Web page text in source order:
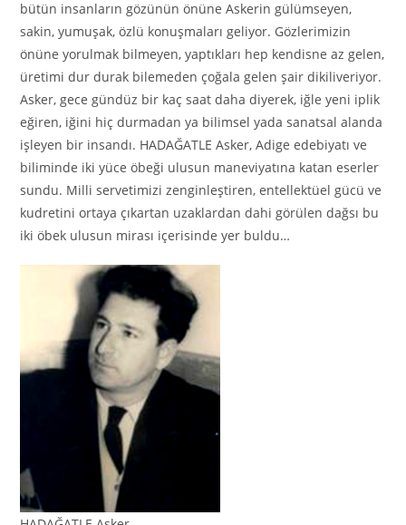
bütün insanların gözünün önüne Askerin gülümseyen,
sakin, yumuşak, özlü konuşmaları geliyor. Gözlerimizin
önüne yorulmak bilmeyen, yaptıkları hep kendisne az gelen,
üretimi dur durak bilemeden çoğala gelen şair dikiliveriyor.
Asker, gece gündüz bir kaç saat daha diyerek, iğle yeni iplik
eğiren, iğini hiç durmadan ya bilimsel yada sanatsal alanda
işleyen bir insandı. HADAĞATLE Asker, Adige edebiyatı ve
biliminde iki yüce öbeği ulusun maneviyatına katan eserler
sundu. Milli servetimizi zenginleştiren, entellektüel gücü ve
kudretini ortaya çıkartan uzaklardan dahi görülen dağsı bu
iki öbek ulusun mirası içerisinde yer buldu…